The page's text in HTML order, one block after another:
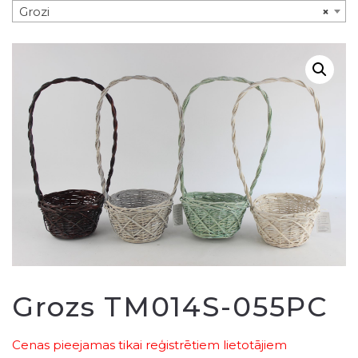
×
Grozi
Grozs TM014S-055PC
Cenas pieejamas tikai reģistrētiem lietotājiem